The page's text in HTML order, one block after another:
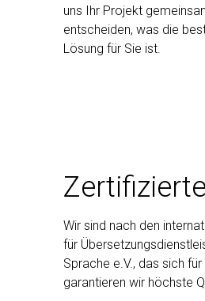
uns Ihr Projekt
entscheiden, was die
Lösung für Sie ist.
Wir sind nach den
für
Sprache e.V., das sich
garantieren wir höchste